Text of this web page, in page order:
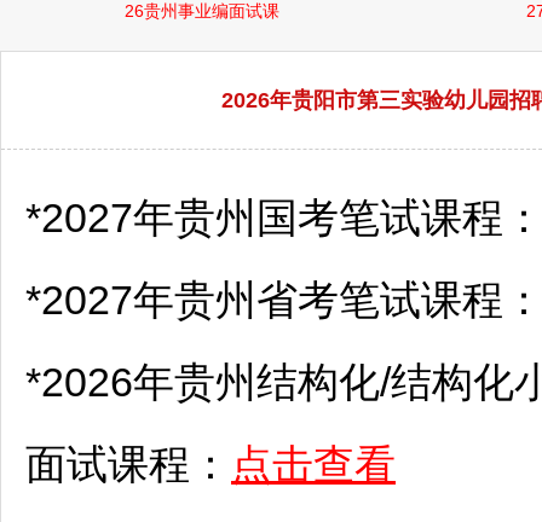
2026年贵阳市第三实验幼儿园
*2027年贵州国考笔试课程
*2027年贵州省考笔试课程
*2026年贵州结构化/结构化
面试课程： 点击查看